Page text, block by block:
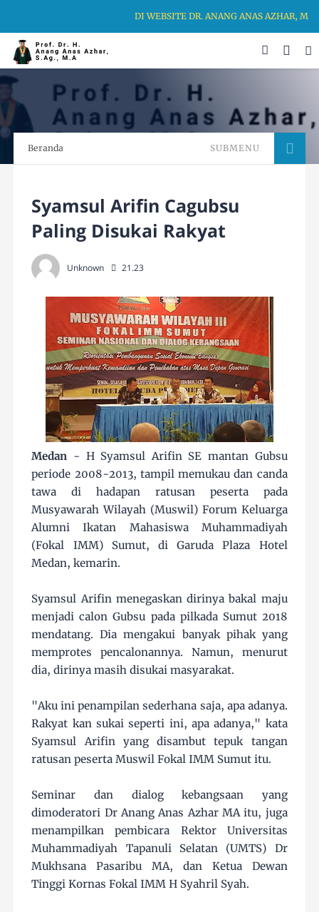
DI WEBSITE DR. ANANG ANAS AZHAR, MA,
Beranda SUBMENU
Syamsul Arifin Cagubsu
Paling Disukai Rakyat
Unknown 21.23
Medan - H Syamsul Arifin SE mantan Gubsu
periode 2008-2013, tampil memukau dan canda
tawa di hadapan ratusan peserta pada
Musyawarah Wilayah (Muswil) Forum Keluarga
Alumni Ikatan Mahasiswa Muhammadiyah
(Fokal IMM) Sumut, di Garuda Plaza Hotel
Medan, kemarin.
Syamsul Arifin menegaskan dirinya bakal maju
menjadi calon Gubsu pada pilkada Sumut 2018
mendatang. Dia mengakui banyak pihak yang
memprotes pencalonannya. Namun, menurut
dia, dirinya masih disukai masyarakat.
"Aku ini penampilan sederhana saja, apa adanya.
Rakyat kan sukai seperti ini, apa adanya," kata
Syamsul Arifin yang disambut tepuk tangan
ratusan peserta Muswil Fokal IMM Sumut itu.
Seminar dan dialog kebangsaan yang
dimoderatori Dr Anang Anas Azhar MA itu, juga
menampilkan pembicara Rektor Universitas
Muhammadiyah Tapanuli Selatan (UMTS) Dr
Mukhsana Pasaribu MA, dan Ketua Dewan
Tinggi Kornas Fokal IMM H Syahril Syah.